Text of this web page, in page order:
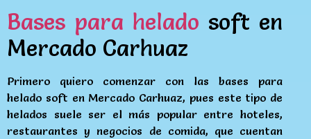
Bases para helado soft en
Mercado Carhuaz
Primero quiero comenzar con las bases para
helado soft en Mercado Carhuaz, pues este tipo de
helados suele ser el más popular entre hoteles,
restaurantes y negocios de comida, que cuentan